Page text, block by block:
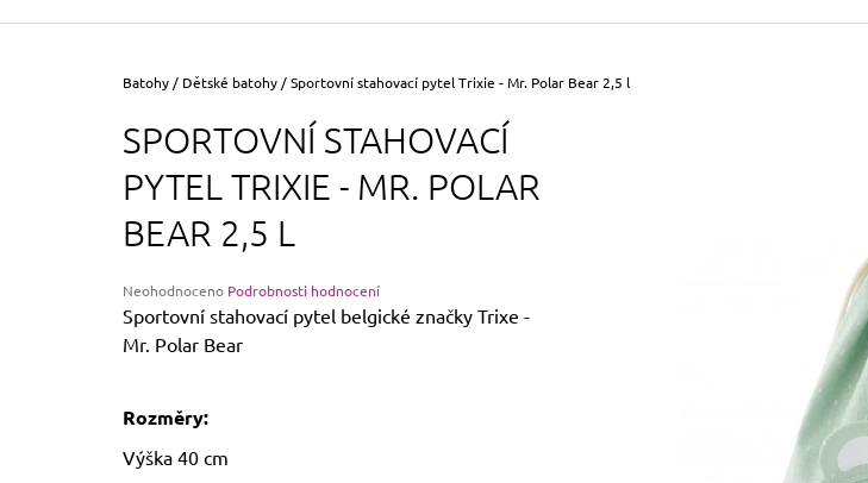
Domů
Batohy / Dětské batohy /Sportovní stahovací pytel Trixie - Mr. Polar Bear 2,5 l
SPORTOVNÍ STAHOVACÍ
PYTEL TRIXIE - MR. POLAR
BEAR 2,5 L
Průměrné
hodnocení
produktu
je
5
Neohodnoceno Podrobnosti hodnocení
Sportovní stahovací pytel belgické značky Trixe -
Mr. Polar Bear
Rozměry:
Výška 40 cm